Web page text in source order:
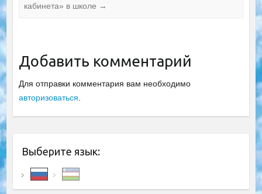
кабинета» в школе →
Добавить комментарий
Для отправки комментария вам необходимо
авторизоваться
Выберите язык: